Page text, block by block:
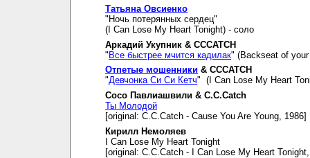
Татьяна Овсиенко
"Ночь потерянных сердец"
(I Can Lose My Heart Tonight) - соло
Аркадий Укупник & CCCATCH
"Все быстрее мчится кадилак" (Backseat of
Отпетые мошенники & CCCATCH
"Девчонка Си Си Кетч" (I Can Lose My Heart
Сосо Павлиашвили & C.C.Catch
Ты Молодой
[original: C.C.Catch - Cause You Are Young, 1986]
Кирилл Немоляев
I Can Lose My Heart Tonight
[original: C.C.Catch - I Can Lose My Heart